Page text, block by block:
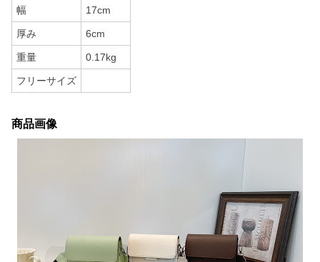
幅 17cm
厚み 6cm
重量 0.17kg
フリーサイズ
商品画像